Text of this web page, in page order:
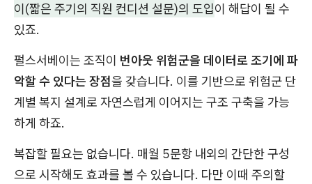
이(짧은 주기의 직원 컨디션 설문)의 도입이 해답이 될 수
있죠.
펄스서베이는 조직이 번아웃 위험군을 데이터로 조기에 파
악할 수 있다는 장점을 갖습니다. 이를 기반으로 위험군 단
계별 복지 설계로 자연스럽게 이어지는 구조 구축을 가능
하게 하죠.
복잡할 필요는 없습니다. 매월 5문항 내외의 간단한 구성
으로 시작해도 효과를 볼 수 있습니다. 다만 이때 주의할